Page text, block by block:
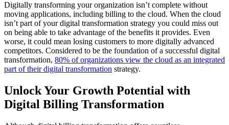
Digitally transforming your organization isn’t complete without
moving applications, including billing to the cloud. When the cloud
isn’t part of your digital transformation strategy you could miss out
on being able to take advantage of the benefits it provides. Even
worse, it could mean losing customers to more digitally advanced
competitors. Considered to be the foundation of a successful digital
transformation, 80% of organizations view the cloud as an integrated
part of their digital transformation strategy.
Unlock Your Growth Potential with
Digital Billing Transformation